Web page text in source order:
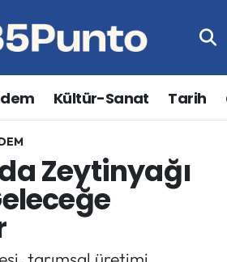
Kültür-Sanat Tarih
Zeytinyağı